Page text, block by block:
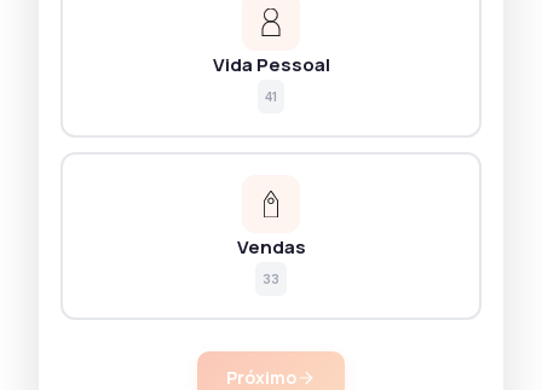
Vida Pessoal
41
Vendas
33
Próximo